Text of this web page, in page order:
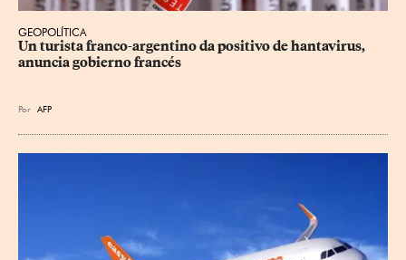
GEOPOLÍTICA
Un turista franco-argentino da positivo de hantavirus,
anuncia gobierno francés
Por AFP